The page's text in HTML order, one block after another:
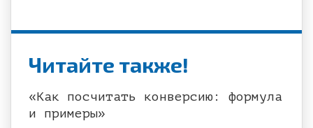
Читайте также!
«Как посчитать конверсию: формула
и примеры»